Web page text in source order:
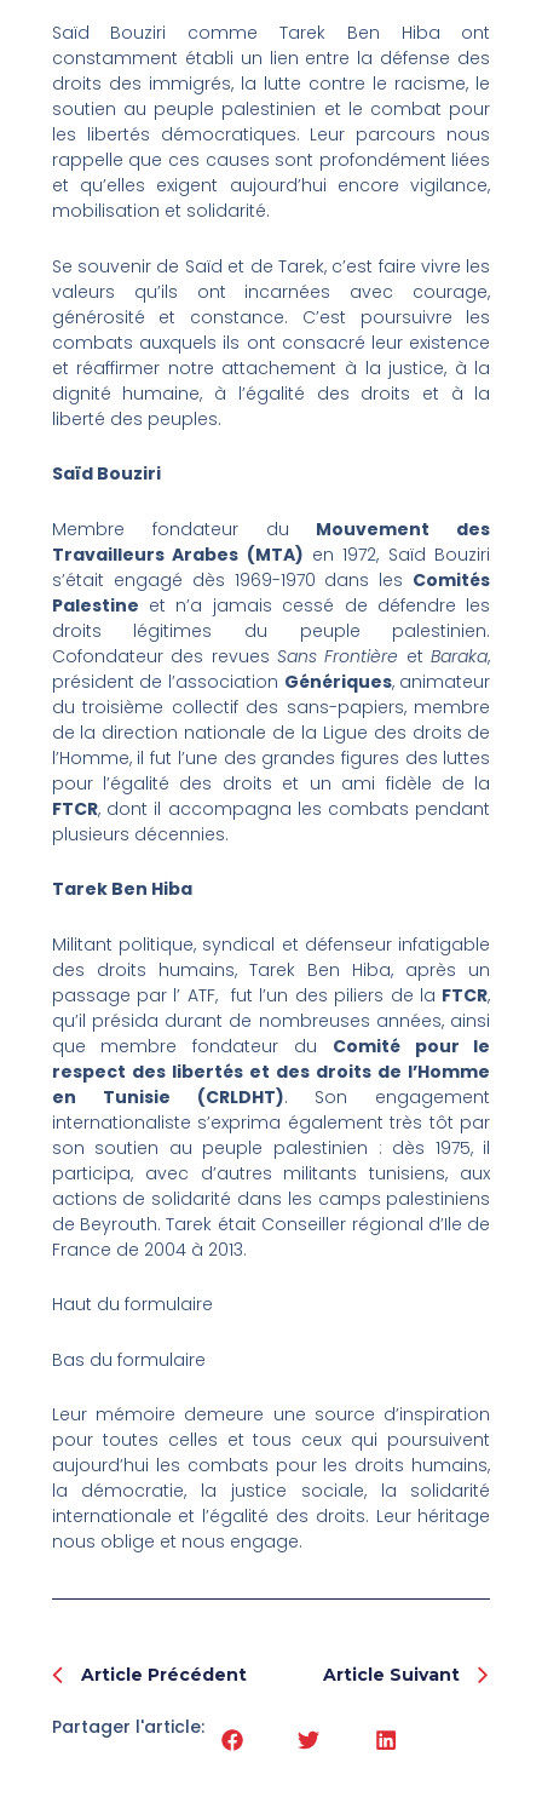
Saïd Bouziri comme Tarek Ben Hiba ont
constamment établi un lien entre la défense des
droits des immigrés, la lutte contre le racisme, le
soutien au peuple palestinien et le combat pour
les libertés démocratiques. Leur parcours nous
rappelle que ces causes sont profondément liées
et qu’elles exigent aujourd’hui encore vigilance,
mobilisation et solidarité.
Se souvenir de Saïd et de Tarek, c’est faire vivre les
valeurs qu’ils ont incarnées avec courage,
générosité et constance. C’est poursuivre les
combats auxquels ils ont consacré leur existence
et réaffirmer notre attachement à la justice, à la
dignité humaine, à l’égalité des droits et à la
liberté des peuples.
Saïd Bouziri
Membre fondateur du Mouvement des
Travailleurs Arabes (MTA) en 1972, Saïd Bouziri
s’était engagé dès 1969-1970 dans les Comités
Palestine et n’a jamais cessé de défendre les
droits légitimes du peuple palestinien.
Cofondateur des revues Sans Frontière etBaraka,
président de l’association Génériques, animateur
du troisième collectif des sans-papiers, membre
de la direction nationale de la Ligue des droits de
l’Homme, il fut l’une des grandes figures des luttes
pour l’égalité des droits et un ami fidèle de la
FTCR, dont il accompagna les combats pendant
plusieurs décennies.
Tarek Ben Hiba
Militant politique, syndical et défenseur infatigable
des droits humains, Tarek Ben Hiba, après un
passage par l’ ATF, fut l’un des piliers de la FTCR,
qu’il présida durant de nombreuses années, ainsi
que membre fondateur du Comité pour le
respect des libertés et des droits de l’Homme
en Tunisie (CRLDHT). Son engagement
internationaliste s’exprima également très tôt par
son soutien au peuple palestinien : dès 1975, il
participa, avec d’autres militants tunisiens, aux
actions de solidarité dans les camps palestiniens
de Beyrouth. Tarek était Conseiller régional d’Ile de
France de 2004 à 2013.
Haut du formulaire
Bas du formulaire
Leur mémoire demeure une source d’inspiration
pour toutes celles et tous ceux qui poursuivent
aujourd’hui les combats pour les droits humains,
la démocratie, la justice sociale, la solidarité
internationale et l’égalité des droits. Leur héritage
nous oblige et nous engage.
Prev
Article Précédent Article Suivant
Partager l'article: